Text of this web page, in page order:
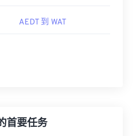
AEDT 到 WAT
首要任务